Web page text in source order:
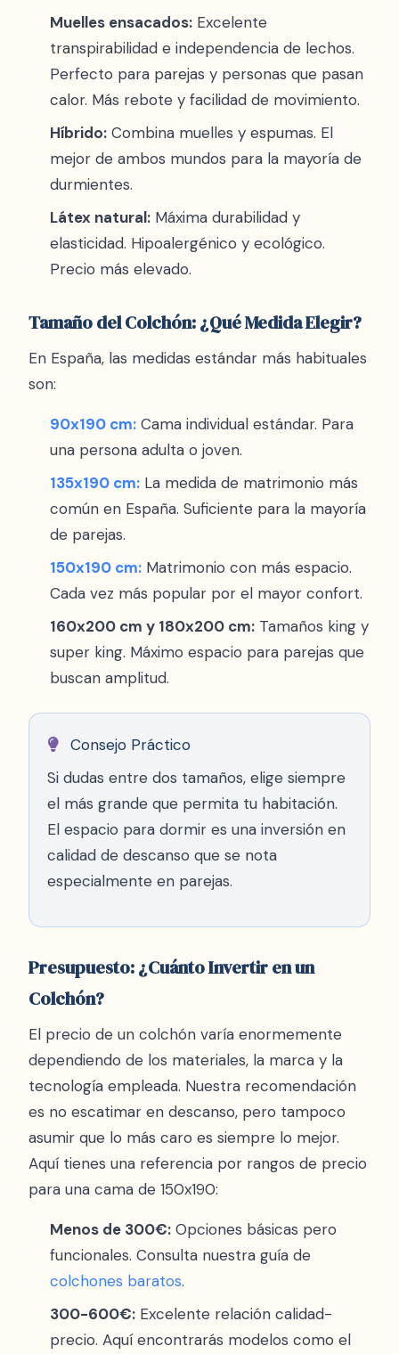
Muelles ensacados: Excelente
transpirabilidad e independencia de lechos.
Perfecto para parejas y personas que pasan
calor. Más rebote y facilidad de movimiento.
Híbrido: Combina muelles y espumas. El
mejor de ambos mundos para la mayoría de
durmientes.
Látex natural: Máxima durabilidad y
elasticidad. Hipoalergénico y ecológico.
Precio más elevado.
Tamaño del Colchón: ¿Qué Medida Elegir?
En España, las medidas estándar más habituales
son:
90x190 cm: Cama individual estándar. Para
una persona adulta o joven.
135x190 cm: La medida de matrimonio más
común en España. Suficiente para la mayoría
de parejas.
150x190 cm: Matrimonio con más espacio.
Cada vez más popular por el mayor confort.
160x200 cm y 180x200 cm: Tamaños king y
super king. Máximo espacio para parejas que
buscan amplitud.
Consejo Práctico
Si dudas entre dos tamaños, elige siempre
el más grande que permita tu habitación.
El espacio para dormir es una inversión en
calidad de descanso que se nota
especialmente en parejas.
Presupuesto: ¿Cuánto Invertir en un
Colchón?
El precio de un colchón varía enormemente
dependiendo de los materiales, la marca y la
tecnología empleada. Nuestra recomendación
es no escatimar en descanso, pero tampoco
asumir que lo más caro es siempre lo mejor.
Aquí tienes una referencia por rangos de precio
para una cama de 150x190:
Menos de 300€: Opciones básicas pero
funcionales. Consulta nuestra guía de
colchones baratos.
300-600€: Excelente relación calidad-
precio. Aquí encontrarás modelos como el